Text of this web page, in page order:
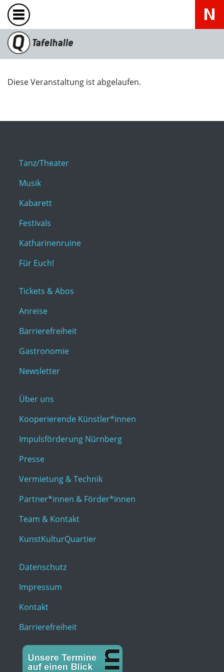
Diese Veranstaltung ist abgelaufen.
Tanz/Theater
Musik
Kabarett
Festivals
Katharinenruine
Für Euch!
Tickets & Abos
Anreise
Barrierefreiheit
Gastronomie
Newsletter
Über uns
Kooperierende Künstler*innen
Impulsförderung Nürnberg
Presse
Vermietung & Technik
Partner*innen & Förder*innen
Team & Kontakt
KunstKulturQuartier
Datenschutz
Impressum
Kontakt
Barrierefreiheit